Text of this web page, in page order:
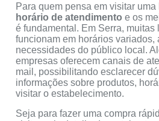
Para quem pensa em visitar
horário de atendimento e os
é fundamental. Em Serra,
funcionam em horários variados,
necessidades do público local.
empresas oferecem canais de
mail, possibilitando esclarecer
informações sobre produtos,
visitar o estabelecimento.
Seja para fazer uma compra